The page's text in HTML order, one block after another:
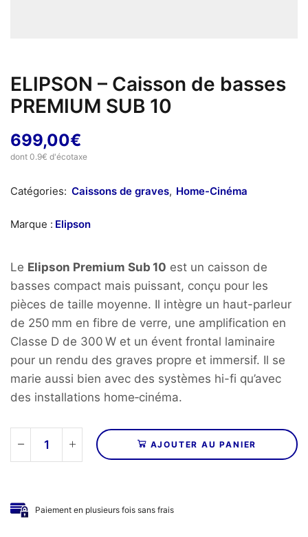
ELIPSON – Caisson de basses
PREMIUM SUB 10
699,00€
dont 0.9€ d'écotaxe
Catégories: Caissons de graves, Home-Cinéma
Marque : Elipson
Le Elipson Premium Sub 10 est un caisson de
basses compact mais puissant, conçu pour les
pièces de taille moyenne. Il intègre un haut-parleur
de 250 mm en fibre de verre, une amplification en
Classe D de 300 W et un évent frontal laminaire
pour un rendu des graves propre et immersif. Il se
marie aussi bien avec des systèmes hi-fi qu’avec
des installations home‑cinéma.
quantité
de
Caisson
AJOUTER AU PANIER
Paiement en plusieurs fois sans frais